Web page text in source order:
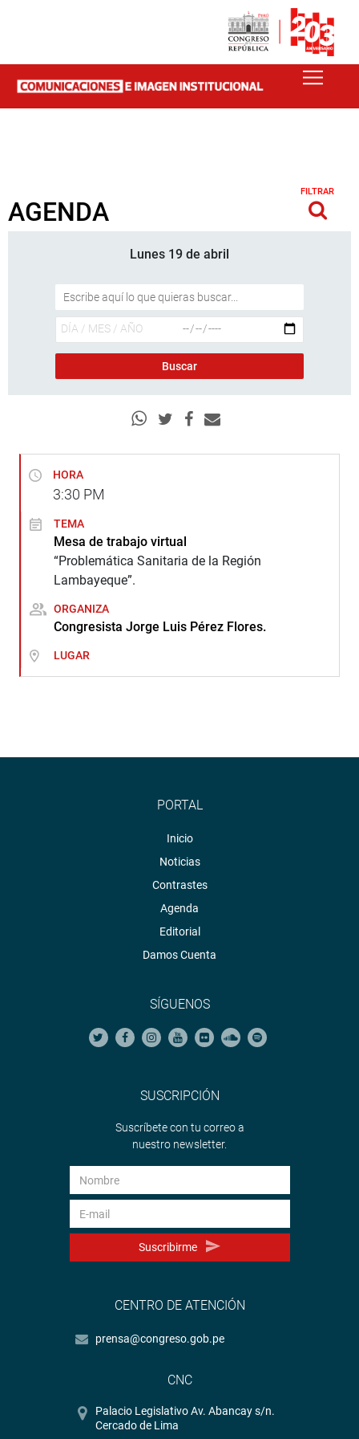
AGENDA
FILTRAR
Lunes 19 de abril
HORA
3:30 PM
TEMA
Mesa de trabajo virtual
“Problemática Sanitaria de la Región
Lambayeque”.
ORGANIZA
Congresista Jorge Luis Pérez Flores.
LUGAR
PORTAL
Inicio
Noticias
Contrastes
Agenda
Editorial
Damos Cuenta
SÍGUENOS
SUSCRIPCIÓN
Suscríbete con tu correo a
nuestro newsletter.
Suscribirme
CENTRO DE ATENCIÓN
prensa@congreso.gob.pe
CNC
Palacio Legislativo Av. Abancay s/n.
Cercado de Lima